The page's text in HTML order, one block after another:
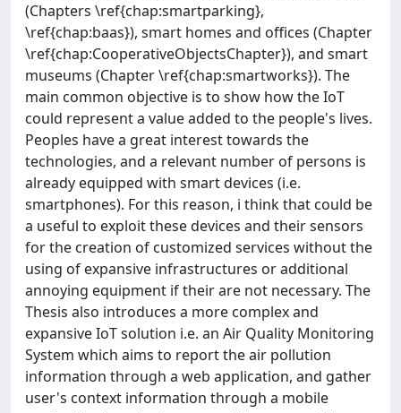
(Chapters \ref{chap:smartparking},
\ref{chap:baas}), smart homes and offices (Chapter
\ref{chap:CooperativeObjectsChapter}), and smart
museums (Chapter \ref{chap:smartworks}). The
main common objective is to show how the IoT
could represent a value added to the people's lives.
Peoples have a great interest towards the
technologies, and a relevant number of persons is
already equipped with smart devices (i.e.
smartphones). For this reason, i think that could be
a useful to exploit these devices and their sensors
for the creation of customized services without the
using of expansive infrastructures or additional
annoying equipment if their are not necessary. The
Thesis also introduces a more complex and
expansive IoT solution i.e. an Air Quality Monitoring
System which aims to report the air pollution
information through a web application, and gather
user's context information through a mobile